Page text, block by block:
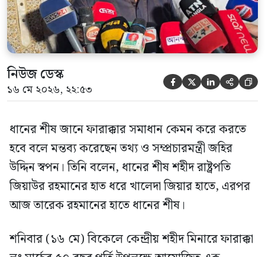
নিউজ ডেস্ক
১৬ মে ২০২৬, ২২:৫৩     
ধানের শীষ জানে ফারাক্কার সমাধান কেমন করে করতে
হবে বলে মন্তব্য করেছেন তথ্য ও সম্প্রচারমন্ত্রী জহির
উদ্দিন স্বপন। তিনি বলেন, ধানের শীষ শহীদ রাষ্ট্রপতি
জিয়াউর রহমানের হাত ধরে খালেদা জিয়ার হাতে, এরপর
আজ তারেক রহমানের হাতে ধানের শীষ।
শনিবার (১৬ মে) বিকেলে কেন্দ্রীয় শহীদ মিনারে ফারাক্কা